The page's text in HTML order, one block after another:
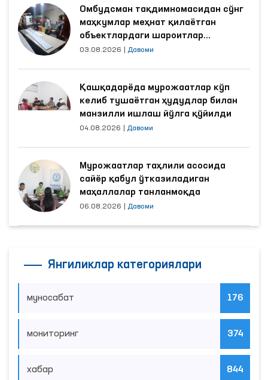
Омбудсман тақдимномасидан сўнг
маҳкумлар меҳнат қилаётган
объектлардаги шароитлар
яхшиланди
03.08.2026 Давоми
Қашқадарёда мурожаатлар кўп
келиб тушаётган ҳудудлар билан
манзилли ишлаш йўлга қўйилди
04.08.2026 Давоми
Мурожаатлар таҳлили асосида
сайёр қабул ўтказиладиган
маҳаллалар танланмоқда
06.08.2026 Давоми
Янгиликлар категориялари
муносабат 176
мониторинг 374
хабар 844